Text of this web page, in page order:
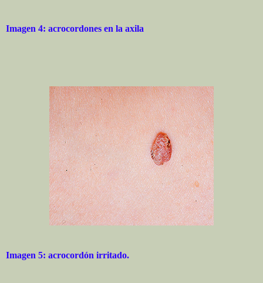
Imagen 4: acrocordones en la axila
Imagen 5: acrocordón irritado.